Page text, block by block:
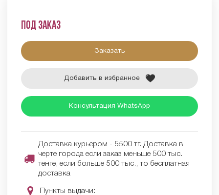
Под заказ
Заказать
Добавить в избранное
Консультация WhatsApp
Доставка курьером - 5500 тг. Доставка в
черте города если заказ меньше 500 тыс.
тенге, если больше 500 тыс., то бесплатная
доставка
Пункты выдачи: